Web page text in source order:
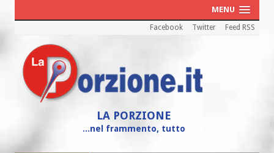
MENU
Facebook Twitter Feed RSS
LA PORZIONE
...nel frammento, tutto